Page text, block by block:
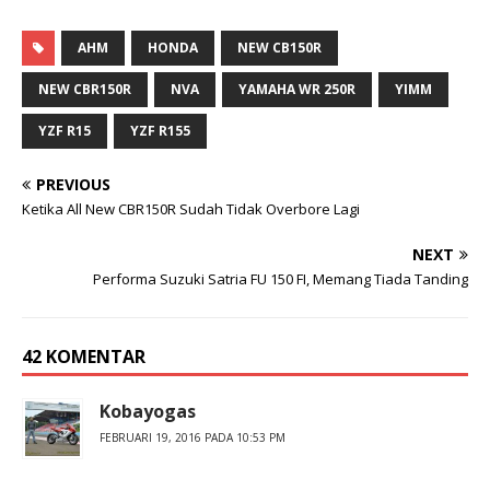
AHM HONDA NEW CB150R
NEW CBR150R NVA YAMAHA WR 250R YIMM
YZF R15 YZF R155
PREVIOUS
Ketika All New CBR150R Sudah Tidak Overbore Lagi
NEXT
Performa Suzuki Satria FU 150 FI, Memang Tiada Tanding
42 KOMENTAR
Kobayogas
FEBRUARI 19, 2016 PADA 10:53 PM